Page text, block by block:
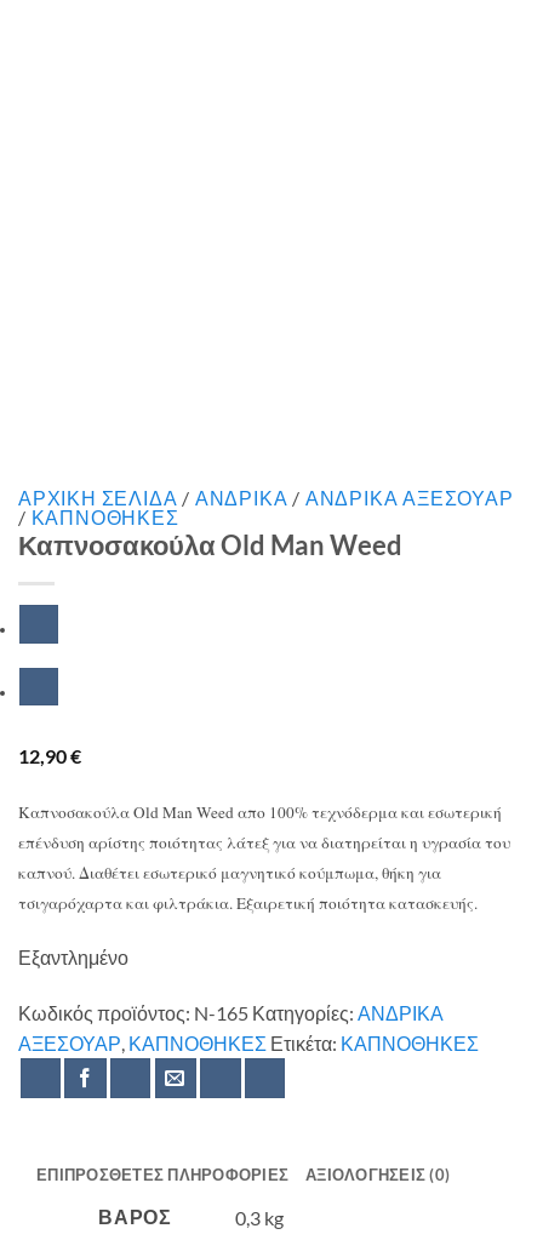
ΑΡΧΙΚΉ ΣΕΛΊΔΑ / ΑΝΔΡΙΚΑ / ΑΝΔΡΙΚΑ ΑΞΕΣΟΥΑΡ
/ ΚΑΠΝΟΘΗΚΕΣ
Καπνοσακούλα Old Man Weed
12,90€
Καπνοσακούλα Old Man Weed απο 100% τεχνόδερμα και εσωτερική
επένδυση αρίστης ποιότητας λάτεξ για να διατηρείται η υγρασία του
καπνού. Διαθέτει εσωτερικό μαγνητικό κούμπωμα, θήκη για
τσιγαρόχαρτα και φιλτράκια. Εξαιρετική ποιότητα κατασκευής.
Εξαντλημένο
Κωδικός προϊόντος: N-165 Κατηγορίες: ΑΝΔΡΙΚΑ
ΑΞΕΣΟΥΑΡ, ΚΑΠΝΟΘΗΚΕΣ Ετικέτα: ΚΑΠΝΟΘΗΚΕΣ
ΕΠΙΠΡΌΣΘΕΤΕΣ ΠΛΗΡΟΦΟΡΊΕΣ ΑΞΙΟΛΟΓΉΣΕΙΣ (0)
ΒΆΡΟΣ 0,3 kg